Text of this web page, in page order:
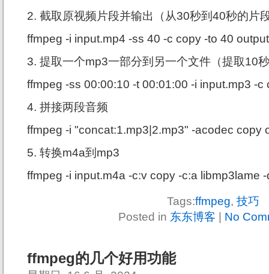
2. 截取原视频片段并输出（从30秒到40秒的片
ffmpeg -i input.mp4 -ss 40 -c copy -to 40
3. 提取一个mp3一部分到另一个文件（提取10
ffmpeg -ss 00:00:10 -t 00:01:00 -i input.mp3 -c
4. 拼接两段音频
ffmpeg -i "concat:1.mp3|2.mp3" -acodec copy
5. 转换m4a到mp3
ffmpeg -i input.m4a -c:v copy -c:a libmp3lame
Tags:ffmpeg, 技巧
Posted in 东东博客 No
ffmpeg的几个好用功能